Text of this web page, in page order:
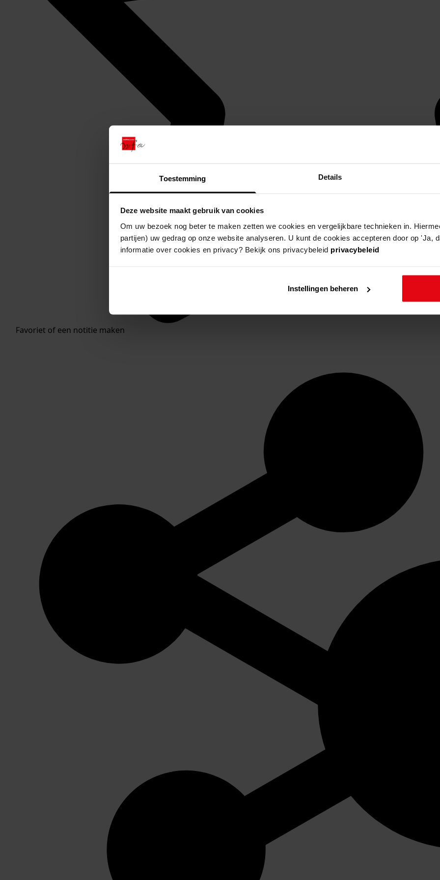
Toestemming Details
Deze website maakt gebruik van cookies
Om uw bezoek nog beter te maken zetten we cookies en vergelijkbare technieken in.
partijen) uw gedrag op onze website analyseren. U kunt de cookies accepteren door op 'Ja,
informatie over cookies en privacy? Bekijk ons privacybeleid privacybeleid
Instellingen beheren
Favoriet of een notitie maken